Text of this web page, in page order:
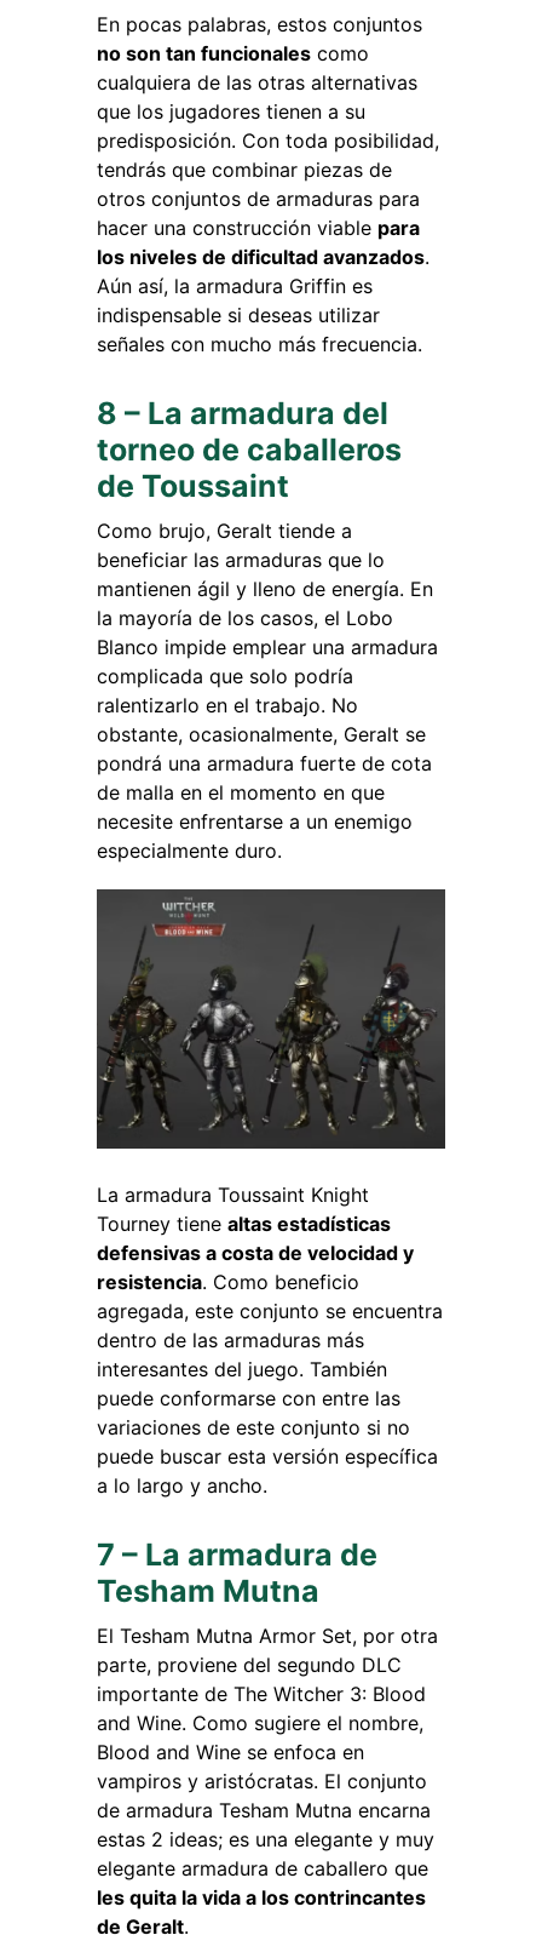
En pocas palabras, estos conjuntos
no son tan funcionales como
cualquiera de las otras alternativas
que los jugadores tienen a su
predisposición. Con toda posibilidad,
tendrás que combinar piezas de
otros conjuntos de armaduras para
hacer una construcción viable para
los niveles de dificultad avanzados.
Aún así, la armadura Griffin es
indispensable si deseas utilizar
señales con mucho más frecuencia.
8 – La armadura del
torneo de caballeros
de Toussaint
Como brujo, Geralt tiende a
beneficiar las armaduras que lo
mantienen ágil y lleno de energía. En
la mayoría de los casos, el Lobo
Blanco impide emplear una armadura
complicada que solo podría
ralentizarlo en el trabajo. No
obstante, ocasionalmente, Geralt se
pondrá una armadura fuerte de cota
de malla en el momento en que
necesite enfrentarse a un enemigo
especialmente duro.
La armadura Toussaint Knight
Tourney tiene altas estadísticas
defensivas a costa de velocidad y
resistencia. Como beneficio
agregada, este conjunto se encuentra
dentro de las armaduras más
interesantes del juego. También
puede conformarse con entre las
variaciones de este conjunto si no
puede buscar esta versión específica
a lo largo y ancho.
7 – La armadura de
Tesham Mutna
El Tesham Mutna Armor Set, por otra
parte, proviene del segundo DLC
importante de The Witcher 3: Blood
and Wine. Como sugiere el nombre,
Blood and Wine se enfoca en
vampiros y aristócratas. El conjunto
de armadura Tesham Mutna encarna
estas 2 ideas; es una elegante y muy
elegante armadura de caballero que
les quita la vida a los contrincantes
de Geralt.